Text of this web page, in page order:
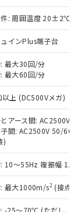
件: 周囲温度 20±2℃、
インPlus端子台
最大30回/分
最大60回/分
上 (DC500Vメガ)
アース間: AC2500V
間: AC2500V 50/
)
10～55Hz 複振幅
最大1000m/s2 (接点
-25～70℃ (ただし、氷
のうえ
業取扱
価格
ので
には、
もある
果は、
内デー
り、閲
よび標
とをご
質）の
質）の
認中の
で、有
として
などや
、 カド
フェニル
ーテル類
ヘキシ
RoHSの
RoHSの
へお問
化ビフェ
ルエーテ
、外国
商品
を輸出
、日本
取引許
きを